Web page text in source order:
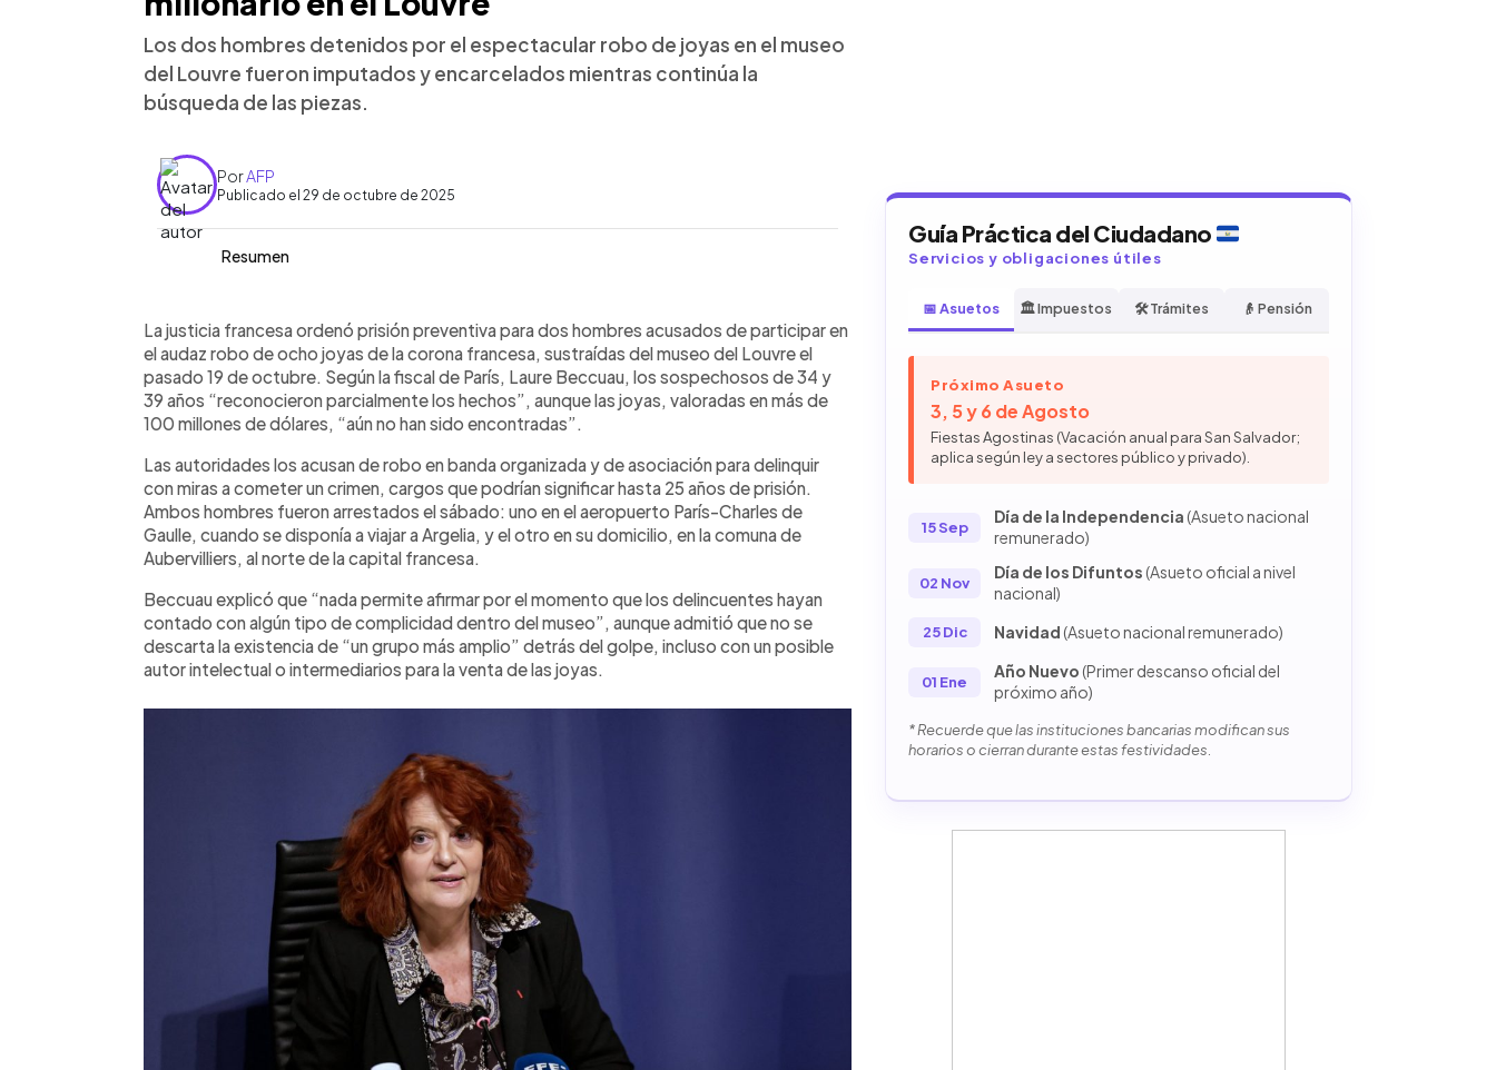
Los dos hombres detenidos por el espectacular robo de joyas en el museo
del Louvre fueron imputados y encarcelados mientras continúa la
búsqueda de las piezas.
PorAFP
Publicado el 29 de octubre de 2025
Resumen
► Escuchar artículo
Dos hombres fueron imputados y encarcelados en Francia por el
espectacular robo de ocho joyas de la corona francesa en el museo del
Louvre, valoradas en más de 100 millones de dólares. Los sospechosos,
de 34 y 39 años, reconocieron parcialmente los hechos, aunque las piezas
aún no han sido recuperadas. La fiscal de París, Laure Beccuau, señaló que
grupo más amplio. El robo, ejecutado en minutos mediante un montacargas
y herramientas eléctricas, ha reavivado el debate sobre la seguridad del
patrimonio cultural en Francia.
La justicia francesa ordenó prisión preventiva para dos hombres acusados de participar en
el audaz robo de ocho joyas de la corona francesa, sustraídas del museo del Louvre el
pasado 19 de octubre. Según la fiscal de París, Laure Beccuau, los sospechosos de 34 y
39 años “reconocieron parcialmente los hechos”, aunque las joyas, valoradas en más de
100 millones de dólares, “aún no han sido encontradas”.
Las autoridades los acusan de robo en banda organizada y de asociación para delinquir
con miras a cometer un crimen, cargos que podrían significar hasta 25 años de prisión.
Ambos hombres fueron arrestados el sábado: uno en el aeropuerto París-Charles de
Gaulle, cuando se disponía a viajar a Argelia, y el otro en su domicilio, en la comuna de
Aubervilliers, al norte de la capital francesa.
Beccuau explicó que “nada permite afirmar por el momento que los delincuentes hayan
contado con algún tipo de complicidad dentro del museo”, aunque admitió que no se
descarta la existencia de “un grupo más amplio” detrás del golpe, incluso con un posible
autor intelectual o intermediarios para la venta de las joyas.
Guía Práctica del Ciudadano
Servicios y obligaciones útiles
📅 Asuetos 🏛️ Impuestos 🛠️ Trámites 👴 Pensión
Próximo Asueto
3, 5 y 6 de Agosto
Fiestas Agostinas (Vacación anual para San Salvador;
aplica según ley a sectores público y privado).
15 Sep
Día de la Independencia(Asueto nacional
remunerado)
02 Nov
Día de los Difuntos(Asueto oficial a nivel
nacional)
25 Dic Navidad(Asueto nacional remunerado)
01 Ene
Año Nuevo(Primer descanso oficial del
próximo año)
* Recuerde que las instituciones bancarias modifican sus
horarios o cierran durante estas festividades.